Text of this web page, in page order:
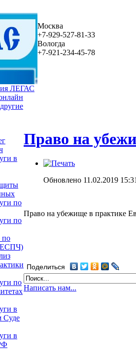
Москва
+7-929-527-81-33
Вологда
+7-921-234-45-78
в
по
по
по
по
в
Суде
в
Право на
Обновлено 11.02.2019
Право на убежище в практике
Поделиться
Написать нам...